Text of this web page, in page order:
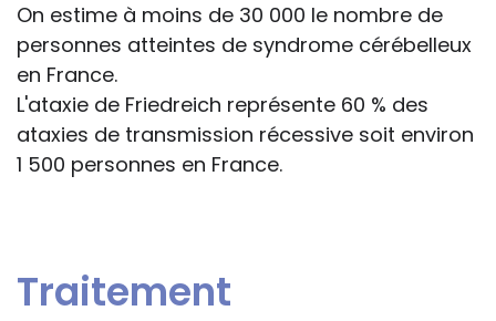
On estime à moins de 30 000 le nombre de
personnes atteintes de syndrome cérébelleux
en France.
L'ataxie de Friedreich représente 60 % des
ataxies de transmission récessive soit environ
1 500 personnes en France.
Traitement